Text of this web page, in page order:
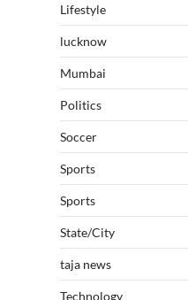
Lifestyle
lucknow
Mumbai
Politics
Soccer
Sports
Sports
State/City
taja news
Technology